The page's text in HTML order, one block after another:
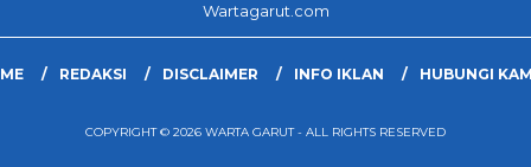
Wartagarut.com
REDAKSI DISCLAIMER INFO IKLAN HUBUNGI
COPYRIGHT © 2026 WARTA GARUT - ALL RIGHTS RESERVED